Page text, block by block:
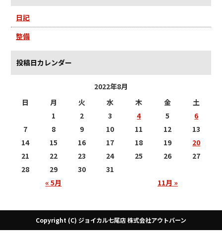
日記
整備
投稿日カレンダー
2022年8月
日
月 火 水 木 金 土
« 5月 11月 »
1 2 3 4 5
6
7
8 9 10 11 12
13
14
15 16 17 18 19
20
21
22 23 24 25 26
27
28
29 30 31
Copyright (C) ジョイカル七尾店 株式会社アウトバーン